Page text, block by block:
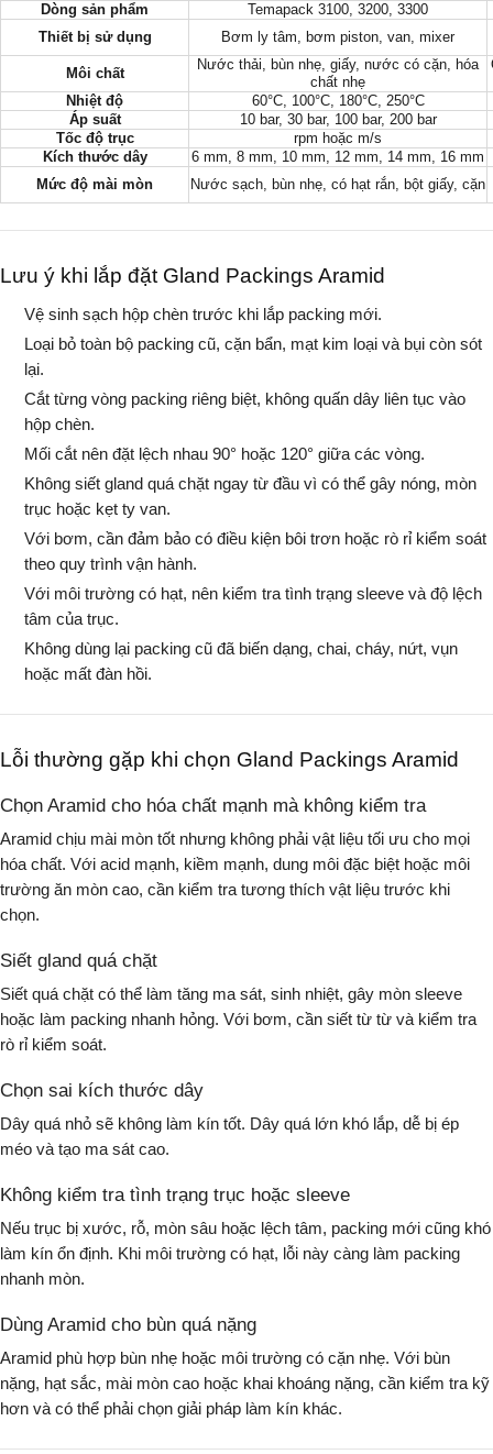
Dòng sản phẩm
Temapack 3100, 3200, 3300
Thiết bị sử dụng
Bơm ly tâm, bơm piston, van, mixer
Môi chất
Nước thải, bùn nhẹ, giấy, nước có cặn, hóa
chất nhẹ
Nhiệt độ
60°C, 100°C, 180°C, 250°C
Áp suất
10 bar, 30 bar, 100 bar, 200 bar
Tốc độ trục
rpm hoặc m/s
Kích thước dây
6 mm, 8 mm, 10 mm, 12 mm, 14 mm, 16 mm
Mức độ mài mòn
Nước sạch, bùn nhẹ, có hạt rắn, bột giấy, cặn
Lưu ý khi lắp đặt Gland Packings Aramid
Vệ sinh sạch hộp chèn trước khi lắp packing mới.
Loại bỏ toàn bộ packing cũ, cặn bẩn, mạt kim loại và bụi còn sót
lại.
Cắt từng vòng packing riêng biệt, không quấn dây liên tục vào
hộp chèn.
Mối cắt nên đặt lệch nhau 90° hoặc 120° giữa các vòng.
Không siết gland quá chặt ngay từ đầu vì có thể gây nóng, mòn
trục hoặc kẹt ty van.
Với bơm, cần đảm bảo có điều kiện bôi trơn hoặc rò rỉ kiểm soát
theo quy trình vận hành.
Với môi trường có hạt, nên kiểm tra tình trạng sleeve và độ lệch
tâm của trục.
Không dùng lại packing cũ đã biến dạng, chai, cháy, nứt, vụn
hoặc mất đàn hồi.
Lỗi thường gặp khi chọn Gland Packings Aramid
Chọn Aramid cho hóa chất mạnh mà không kiểm tra
Aramid chịu mài mòn tốt nhưng không phải vật liệu tối ưu cho mọi
hóa chất. Với acid mạnh, kiềm mạnh, dung môi đặc biệt hoặc môi
trường ăn mòn cao, cần kiểm tra tương thích vật liệu trước khi
chọn.
Siết gland quá chặt
Siết quá chặt có thể làm tăng ma sát, sinh nhiệt, gây mòn sleeve
hoặc làm packing nhanh hỏng. Với bơm, cần siết từ từ và kiểm tra
rò rỉ kiểm soát.
Chọn sai kích thước dây
Dây quá nhỏ sẽ không làm kín tốt. Dây quá lớn khó lắp, dễ bị ép
méo và tạo ma sát cao.
Không kiểm tra tình trạng trục hoặc sleeve
Nếu trục bị xước, rỗ, mòn sâu hoặc lệch tâm, packing mới cũng khó
làm kín ổn định. Khi môi trường có hạt, lỗi này càng làm packing
nhanh mòn.
Dùng Aramid cho bùn quá nặng
Aramid phù hợp bùn nhẹ hoặc môi trường có cặn nhẹ. Với bùn
nặng, hạt sắc, mài mòn cao hoặc khai khoáng nặng, cần kiểm tra kỹ
hơn và có thể phải chọn giải pháp làm kín khác.